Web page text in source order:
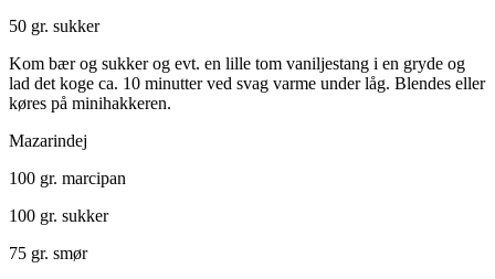
50 gr. sukker
Kom bær og sukker og evt. en lille tom vaniljestang i en gryde og
lad det koge ca. 10 minutter ved svag varme under låg. Blendes eller
køres på minihakkeren.
Mazarindej
100 gr. marcipan
100 gr. sukker
75 gr. smør